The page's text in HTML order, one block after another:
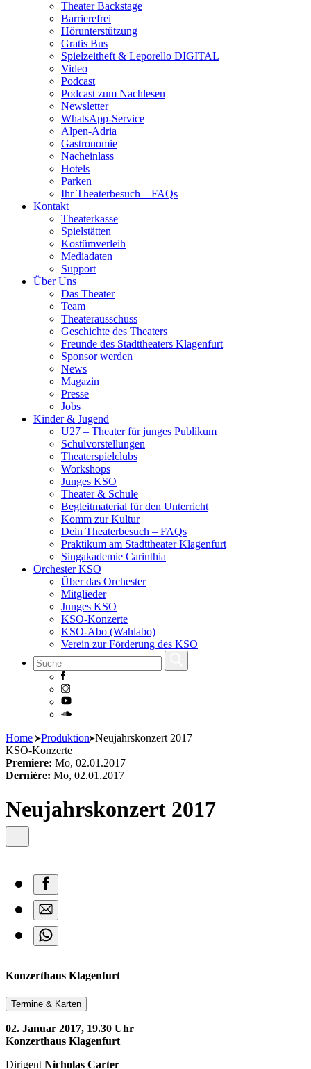
Theater Backstage
Barrierefrei
Hörunterstützung
Gratis Bus
Spielzeitheft & Leporello DIGITAL
Video
Podcast
Podcast zum Nachlesen
Newsletter
WhatsApp-Service
Alpen-Adria
Gastronomie
Nacheinlass
Hotels
Parken
Ihr Theaterbesuch – FAQs
Kontakt
Theaterkasse
Spielstätten
Kostümverleih
Mediadaten
Support
Über Uns
Das Theater
Team
Theaterausschuss
Geschichte des Theaters
Freunde des Stadttheaters Klagenfurt
Sponsor werden
News
Magazin
Presse
Jobs
Kinder & Jugend
U27 – Theater für junges Publikum
Schulvorstellungen
Theaterspielclubs
Workshops
Junges KSO
Theater & Schule
Begleitmaterial für den Unterricht
Komm zur Kultur
Dein Theaterbesuch – FAQs
Praktikum am Stadttheater Klagenfurt
Singakademie Carinthia
Orchester KSO
Über das Orchester
Mitglieder
Junges KSO
KSO-Konzerte
KSO-Abo (Wahlabo)
Verein zur Förderung des KSO
Skip
to
content
Home Produktion Neujahrskonzert 2017
KSO-Konzerte
Premiere: Mo, 02.01.2017
Dernière: Mo, 02.01.2017
Neujahrskonzert 2017
Konzerthaus Klagenfurt
Termine & Karten
02. Januar 2017, 19.30 Uhr
Konzerthaus Klagenfurt
Dirigent Nicholas Carter